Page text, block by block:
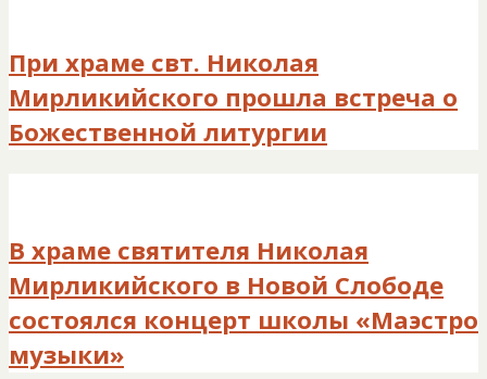
При храме свт. Николая
Мирликийского прошла встреча о
Божественной литургии
В храме святителя Николая
Мирликийского в Новой Слободе
состоялся концерт школы «Маэстро
музыки»